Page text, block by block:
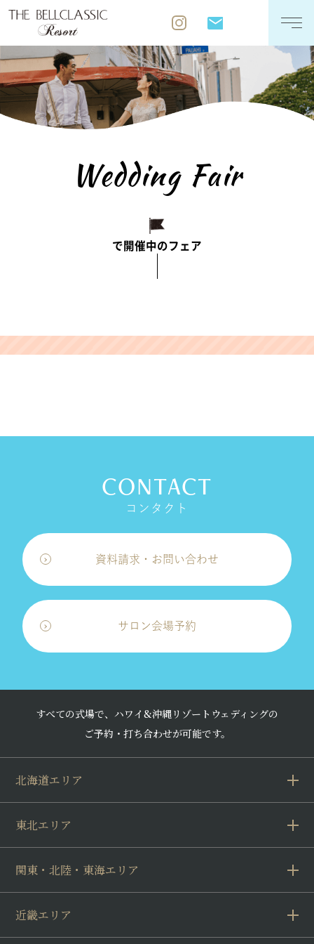
WEDDING STYLE
TOPICS
FAQ
Wedding Fair
で開催中のフェア
CONTACT
コンタクト
資料請求・お問い合わせ
サロン会場予約
すべての式場で、ハワイ&沖縄リゾートウェディングの
ご予約・打ち合わせが可能です。
北海道エリア
東北エリア
関東・北陸・東海エリア
近畿エリア